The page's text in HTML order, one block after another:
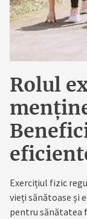
Rolul
Exercițiul fizic
vieți sănătoase și
pentru sănătatea